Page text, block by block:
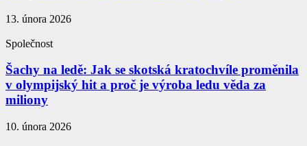
13. února 2026
Společnost
Šachy na ledě: Jak se skotská kratochvíle proměnila
v olympijský hit a proč je výroba ledu věda za
miliony
10. února 2026